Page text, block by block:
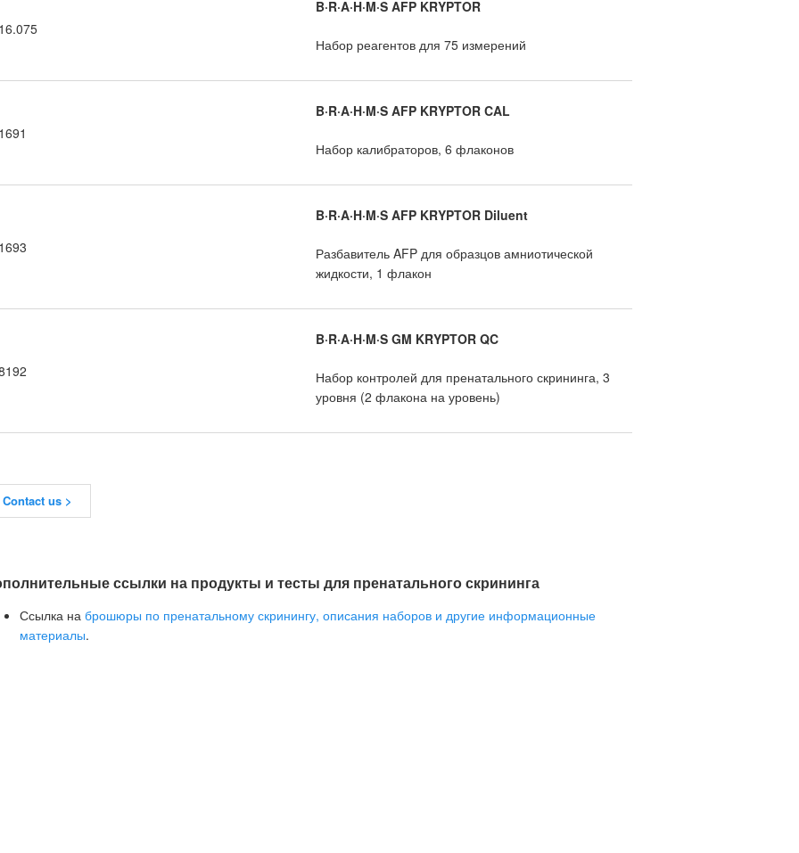
B·R·A·H·M·S AFP KRYPTOR
Набор реагентов для 75 измерений
B·R·A·H·M·S AFP KRYPTOR CAL
Набор калибраторов, 6 флаконов
B·R·A·H·M·S AFP KRYPTOR Diluent
Разбавитель AFP для образцов амниотической
жидкости, 1 флакон
B·R·A·H·M·S GM KRYPTOR QC
Набор контролей для пренатального скрининга, 3
уровня (2 флакона на уровень)
Contact us >
ссылки на продукты и тесты для пренатального скрининга
Ссылка на брошюры по пренатальному скринингу, описания наборов и другие информационные
материалы.